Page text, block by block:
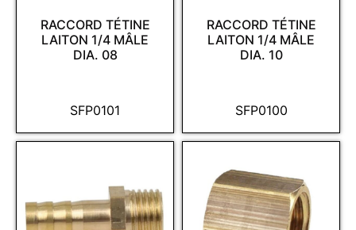
SFP0101
RACCORD TÉTINE
LAITON 1/4 MÂLE
DIA. 08
SFP0100
RACCORD TÉTINE
LAITON 1/4 MÂLE
DIA. 10